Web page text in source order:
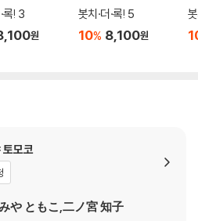
록! 3
원
봇치·더·록! 5
10% 8,100원
토모코
や ともこ,二ノ宮 知子